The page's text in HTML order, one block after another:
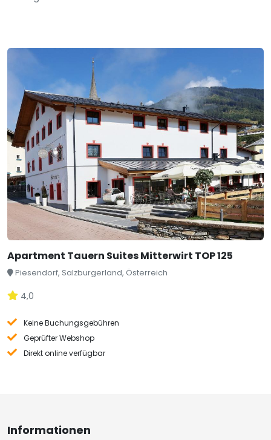
Apartment Tauern Suites Mitterwirt TOP 125
Piesendorf, Salzburgerland, Österreich
4,0
Keine Buchungsgebühren
Geprüfter Webshop
Direkt online verfügbar
Informationen